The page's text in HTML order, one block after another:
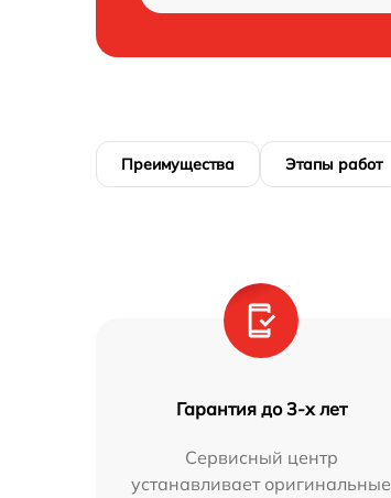
Преимущества Этапы работ
Гарантия до 3-х лет
Сервисный центр
устанавливает оригинальные